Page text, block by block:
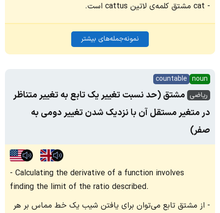
cat مشتق کلمه‌ی لاتین cattus است.
نمونه‌جمله‌های بیشتر
noun
countable
ریاضی مشتق (حد نسبت تغییر یک تابع به تغییر متناظر
در متغیر مستقل آن با نزدیک شدن تغییر دومی به
صفر)
Calculating the derivative of a function involves
finding the limit of the ratio described.
از مشتق تابع می‌توان برای یافتن شیب یک خط مماس بر هر